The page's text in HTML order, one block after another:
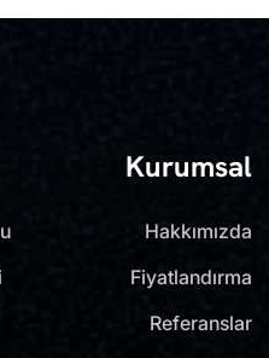
Kurumsal
Hakkımızda
Fiyatlandırma
Referanslar